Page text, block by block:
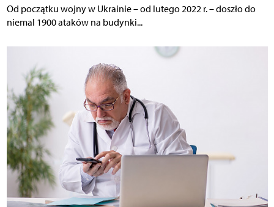
Od początku wojny w Ukrainie – od lutego 2022 r. – doszło do
niemal 1900 ataków na budynki...